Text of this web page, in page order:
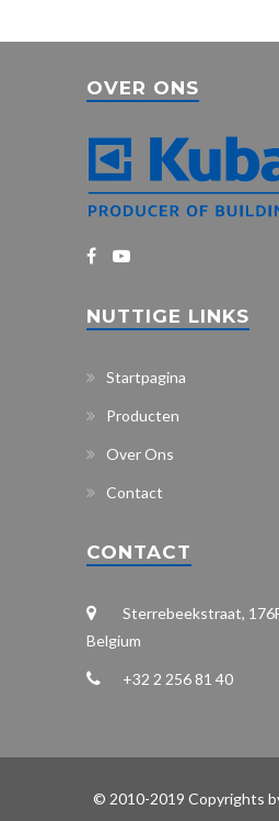
OVER ONS
NUTTIGE LINKS
Startpagina
Producten
Over Ons
Contact
CONTACT
Sterrebeekstraat,
Belgium
+32 2 256 81 40
© 2010-2019 Copyrights